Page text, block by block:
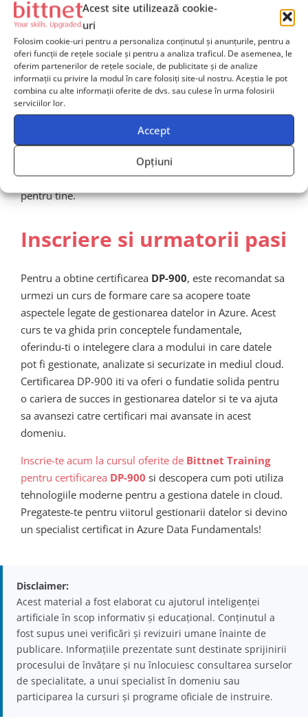
Acest site utilizează cookie-
uri
Folosim cookie-uri pentru a personaliza conținutul și anunțurile, pentru a
oferi funcții de rețele sociale și pentru a analiza traficul. De asemenea, le
oferim partenerilor de rețele sociale, de publicitate și de analize
informații cu privire la modul în care folosiți site-ul nostru. Aceștia le pot
combina cu alte informații oferite de dvs. sau culese în urma folosirii
serviciilor lor.
Accept
Opțiuni
gestionarii datelor, cat si pentru cei care doresc sa isi
extinda cunostintele despre modul in care datele sunt
gestionate si analizate in cloud.
De asemenea, este un punct de plecare excelent pentru
cei care doresc sa avanseze catre certificari mai
avansate, cum ar fi
Azure Database Administrator Associate
esti interesat sa iti construiesti o cariera in domeniul
datelor sau sa te specializezi in gestionarea acestora in
mediul cloud, certificarea DP-900 este alegerea potrivita
pentru tine.
Inscriere si urmatorii pasi
Pentru a obtine certificarea DP-900, este recomandat sa
urmezi un curs de formare care sa acopere toate
aspectele legate de gestionarea datelor in Azure. Acest
curs te va ghida prin conceptele fundamentale,
oferindu-ti o intelegere clara a modului in care datele
pot fi gestionate, analizate si securizate in mediul cloud.
Certificarea DP-900 iti va oferi o fundatie solida pentru
o cariera de succes in gestionarea datelor si te va ajuta
sa avansezi catre certificari mai avansate in acest
domeniu.
Inscrie-te acum la cursul oferite de Bittnet Training
pentru certificarea DP-900 si descopera cum poti utiliza
tehnologiile moderne pentru a gestiona datele in cloud.
Pregateste-te pentru viitorul gestionarii datelor si devino
un specialist certificat in Azure Data Fundamentals!
Disclaimer:
Acest material a fost elaborat cu ajutorul inteligenței
artificiale în scop informativ și educațional. Conținutul a
fost supus unei verificări și revizuiri umane înainte de
publicare. Informațiile prezentate sunt destinate sprijinirii
procesului de învățare și nu înlocuiesc consultarea surselor
de specialitate, a unui specialist în domeniu sau
participarea la cursuri și programe oficiale de instruire.